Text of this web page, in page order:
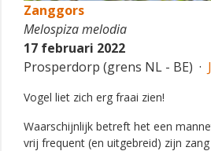
Zanggors
Melospiza melodia
17 februari 2022
Prosperdorp (grens NL - BE) ·
Vogel liet zich erg fraai zien!
Waarschijnlijk betreft het een
vrij frequent (en uitgebreid) zijn